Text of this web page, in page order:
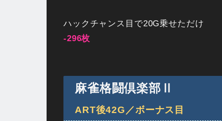
ハックチャンス目で20G乗せただけ
-296枚
麻雀格闘倶楽部Ⅱ
ART後42G／ボーナス目